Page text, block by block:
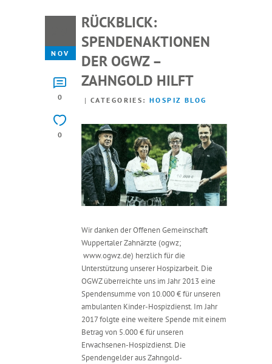
NOV
0
0
RÜCKBLICK:
SPENDENAKTIONEN
DER OGWZ –
ZAHNGOLD HILFT
CATEGORIES:HOSPIZ BLOG
Wir danken der Offenen Gemeinschaft
Wuppertaler Zahnärzte (ogwz;
www.ogwz.de) herzlich für die
Unterstützung unserer Hospizarbeit. Die
OGWZ überreichte uns im Jahr 2013 eine
Spendensumme von 10.000 € für unseren
ambulanten Kinder-Hospizdienst. Im Jahr
2017 folgte eine weitere Spende mit einem
Betrag von 5.000 € für unseren
Erwachsenen-Hospizdienst. Die
Spendengelder aus Zahngold-